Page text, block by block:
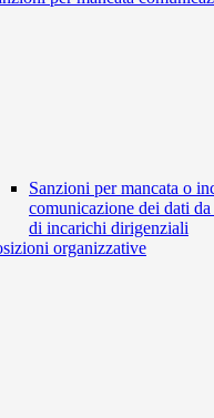
Sanzioni per mancata o
comunicazione dei dati
di incarichi dirigenziali
organizzative